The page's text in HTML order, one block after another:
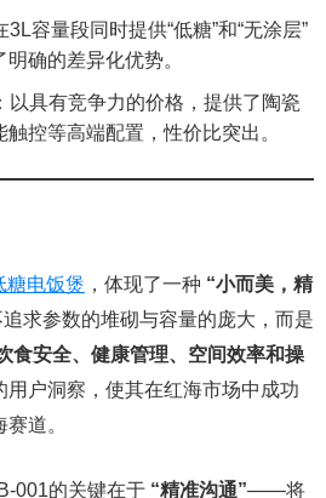
3L容量段同时提供“低糖”和“无涂层”
确的差异化优势。
：以具有竞争力的价格，提供了陶瓷
控等高端配置，性价比突出。
糖电饭煲 ，体现了一种 “小而美，精
求参数的堆砌与容量的庞大，而是
食安全、健康管理、空间效率和操
用户洞察，使其在红海市场中成功
道。
001的关键在于 “精准沟通”——将